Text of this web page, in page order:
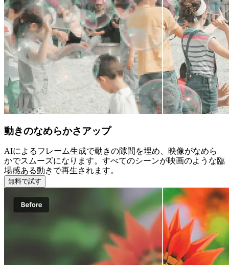
動きのなめらかさアップ
AIによるフレーム生成で動きの隙間を埋め、映像がなめら
かでスムーズになります。すべてのシーンが映画のような臨
場感ある動きで再生されます。
無料で試す